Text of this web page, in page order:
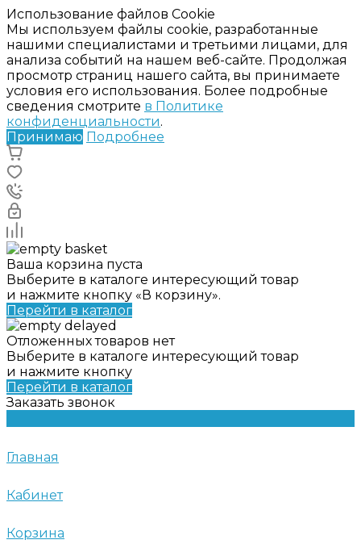
Использование файлов Cookie
Мы используем файлы cookie, разработанные
нашими специалистами и третьими лицами, для
анализа событий на нашем веб-сайте. Продолжая
просмотр страниц нашего сайта, вы принимаете
условия его использования. Более подробные
сведения смотрите в Политике
конфиденциальности.
Принимаю Подробнее
Ваша корзина пуста
Выберите в каталоге интересующий товар
и нажмите кнопку «В корзину».
Перейти в каталог
Отложенных товаров нет
Выберите в каталоге интересующий товар
и нажмите кнопку
Перейти в каталог
Заказать звонок
Главная
Кабинет
Корзина